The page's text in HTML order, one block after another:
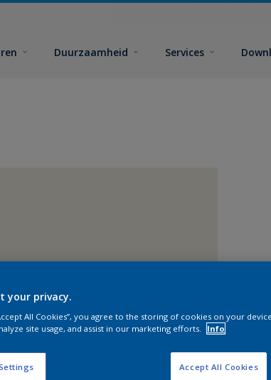
Duurzaamheid Services
your privacy.
All Cookies”, you agree to the storing of cookies on your
site usage, and assist in our marketing efforts.
Info
Accept All Cookies